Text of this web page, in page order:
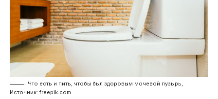
Что есть и пить, чтобы был здоровым мочевой пузырь,
Источник: freepik.com